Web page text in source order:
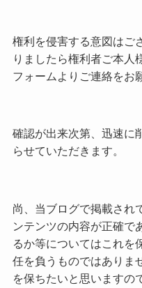
権利を侵害する意図はご
りましたら権利者ご本人
フォームよりご連絡をお
確認が出来次第、迅速に
らせていただきます。
尚、当ブログで掲載され
ンテンツの内容が正確で
るか等についてはこれを
任を負うものではありま
を保ちたいと思いますの